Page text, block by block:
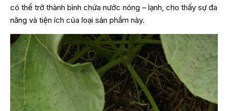
có thể trở thành bình chứa nước nóng – lạnh, cho thấy sự đa
năng và tiện ích của loại sản phẩm này.